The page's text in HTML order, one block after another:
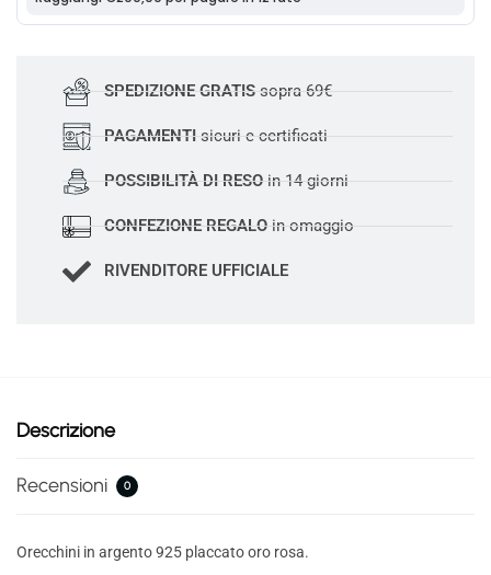
SPEDIZIONE GRATISsopra 69€
PAGAMENTI sicuri e certificati
POSSIBILITÀ DI RESO in 14 giorni
CONFEZIONE REGALOin omaggio
RIVENDITORE UFFICIALE
Descrizione
Recensioni 0
Orecchini in argento 925 placcato oro rosa.